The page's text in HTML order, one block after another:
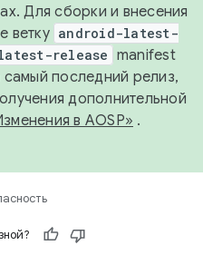
Для сборки и внесения
ветку android-latest-
release manifest
самый последний релиз,
дополнительной
в AOSP» .